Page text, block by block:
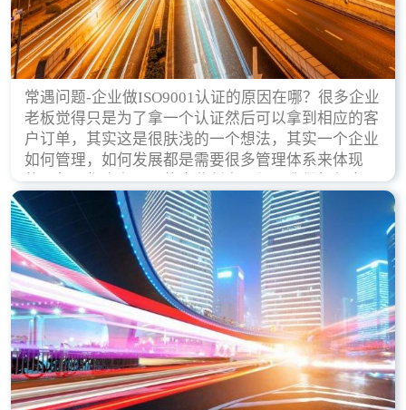
常遇问题-企业做ISO9001认证的原因在哪？很多企业
老板觉得只是为了拿一个认证然后可以拿到相应的客
户订单，其实这是很肤浅的一个想法，其实一个企业
如何管理，如何发展都是需要很多管理体系来体现
的，每天都会有不同的企业创立，但是我们如何去证
实一个企业的合法，有质量保证了？这就是ISO9001
认证体现价值的时候，那么键锋小编就来细说下企业
做ISO9001认证的根本原因。